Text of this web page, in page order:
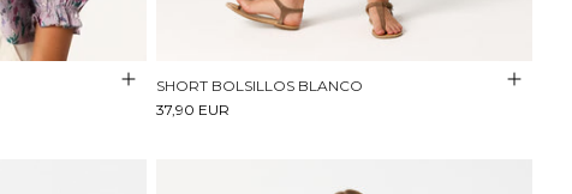
SHORT BOLSILLOS BLANCO
37,90 EUR